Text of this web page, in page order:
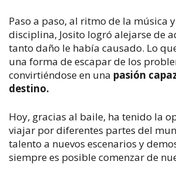
Paso a paso, al ritmo de la música
disciplina, Josito logró alejarse de
tanto daño le había causado. Lo
una forma de escapar de los
convirtiéndose en una pasión
destino.
Hoy, gracias al baile, ha tenido la
viajar por diferentes partes del
talento a nuevos escenarios y
siempre es posible comenzar de